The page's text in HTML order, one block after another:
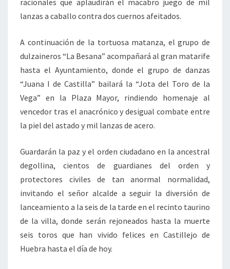
racionales que aplaudirán el macabro juego de mil
lanzas a caballo contra dos cuernos afeitados.
A continuación de la tortuosa matanza, el grupo de
dulzaineros “La Besana” acompañará al gran matarife
hasta el Ayuntamiento, donde el grupo de danzas
“Juana I de Castilla” bailará la “Jota del Toro de la
Vega” en la Plaza Mayor, rindiendo homenaje al
vencedor tras el anacrónico y desigual combate entre
la piel del astado y mil lanzas de acero.
Guardarán la paz y el orden ciudadano en la ancestral
degollina, cientos de guardianes del orden y
protectores civiles de tan anormal normalidad,
invitando el señor alcalde a seguir la diversión de
lanceamiento a la seis de la tarde en el recinto taurino
de la villa, donde serán rejoneados hasta la muerte
seis toros que han vivido felices en Castillejo de
Huebra hasta el día de hoy.